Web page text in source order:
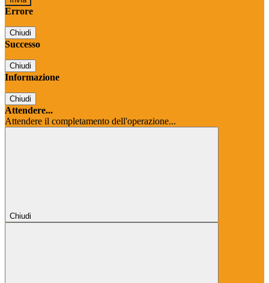
Errore
Chiudi
Successo
Chiudi
Informazione
Chiudi
Attendere...
Attendere il completamento dell'operazione...
Chiudi